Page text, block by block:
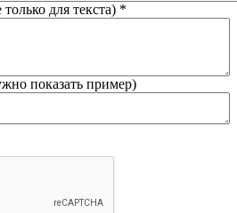
для текста) *
показать пример)